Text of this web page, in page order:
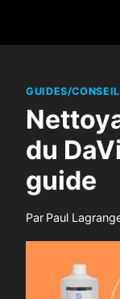
GUIDES/
du
guide
Par Paul